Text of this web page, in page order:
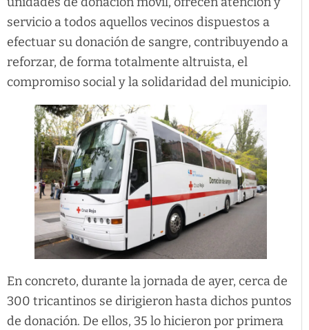
servicio a todos aquellos vecinos dispuestos a
efectuar su donación de sangre, contribuyendo a
reforzar, de forma totalmente altruista, el
compromiso social y la solidaridad del municipio.
En concreto, durante la jornada de ayer, cerca de
300 tricantinos se dirigieron hasta dichos puntos
de donación. De ellos, 35 lo hicieron por primera